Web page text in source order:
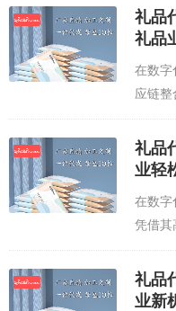
案。传
琐、定
礼品
礼品
在数字
应链整
选择
供从创
企业快
礼品
业轻
在数字
凭借其
品市
下实体
礼品代
礼品
业新